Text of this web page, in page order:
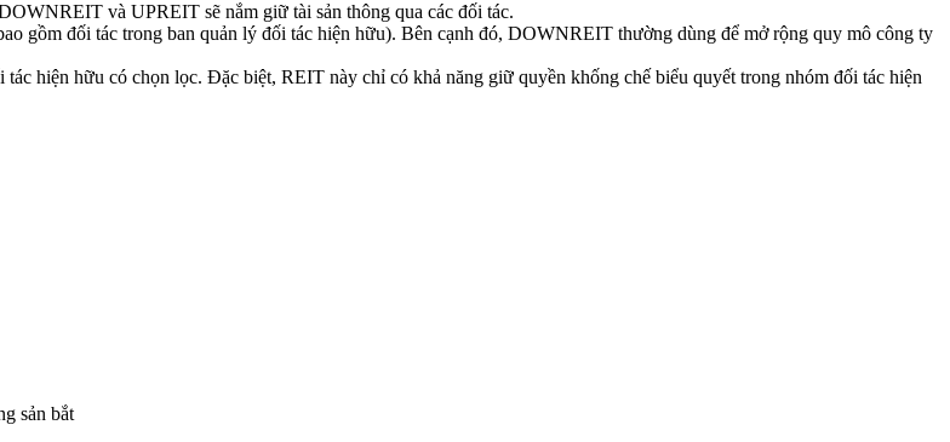
và UPREIT sẽ nắm giữ tài sản thông qua các đối tác.
gồm đối tác trong ban quản lý đối tác hiện hữu). Bên cạnh đó, DOWNREIT thường dùng để mở rộng quy mô công ty
hiện hữu có chọn lọc. Đặc biệt, REIT này chỉ có khả năng giữ quyền khống chế biểu quyết trong nhóm đối tác hiện
sản bắt